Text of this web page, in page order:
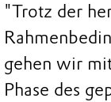
"Trotz der
gehen wir
Phase des